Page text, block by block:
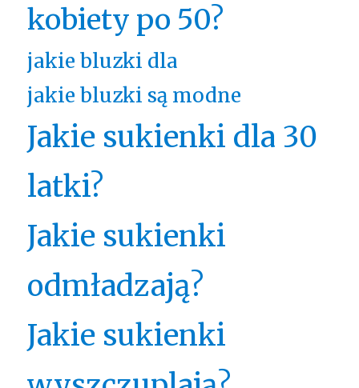
kobiety po 50?
jakie bluzki dla
jakie bluzki są modne
Jakie sukienki dla 30
latki?
Jakie sukienki
odmładzają?
Jakie sukienki